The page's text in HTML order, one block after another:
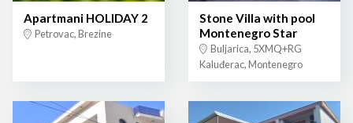
Apartmani HOLIDAY 2
Petrovac, Brezine
Stone Villa with pool
Montenegro Star
Buljarica, 5XMQ+RG
Kaluđerac, Montenegro